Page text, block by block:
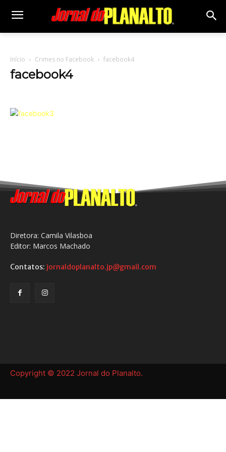
Início Crimes no Facebook facebook4
facebook4
Diretora: Camila Vilasboa
Editor: Marcos Machado
Contatos: jornaldoplanalto.jp@gmail.com
Copyright © 2022 Jornal do Planalto.